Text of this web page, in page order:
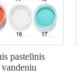
pastelinis